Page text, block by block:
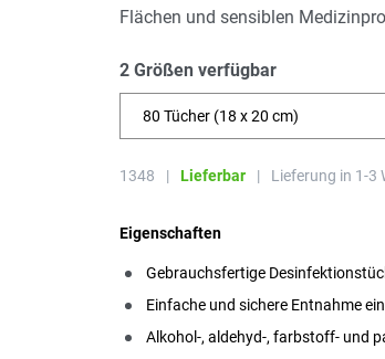
Flächen und sensiblen
2 Größen verfügbar
80 Tücher (18 x 20 cm)
1348 | Lieferbar | Lieferung in 1-3
Eigenschaften
Gebrauchsfertige
Einfache und sichere Entnahme
Alkohol-, aldehyd-, farbstoff- und